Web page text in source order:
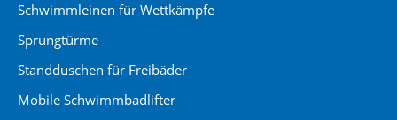
Schwimmleinen für Wettkämpfe
Sprungtürme
Standduschen für Freibäder
Mobile Schwimmbadlifter